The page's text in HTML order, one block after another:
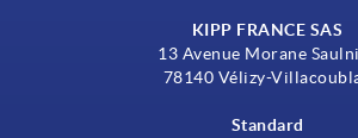
KIPP FRANCE SAS
13 Avenue Morane
78140 Vélizy-
Standard